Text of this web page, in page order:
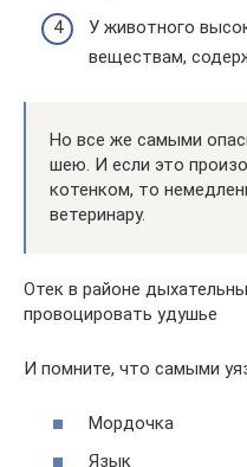
У животного
веществам,
Но все же самыми
шею. И если это
котенком, то
ветеринару.
Отек в районе
провоцировать удушье
И помните, что самыми
Мордочка
Язык